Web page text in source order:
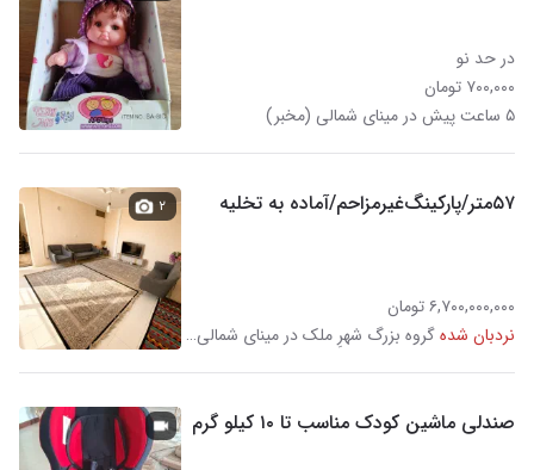
در حد نو
۷۰۰,۰۰۰ تومان
۵ ساعت پیش در مینای شمالی (مخبر)
۵۷متر‌/پارکینگ‌غیرمزاحم/آماده به تخلیه
۶,۷۰۰,۰۰۰,۰۰۰ تومان
نردبان شده
گروه بزرگ شهرِ ملک در مینای شمالی (مخبر)
۲
صندلی ماشین کودک مناسب تا ۱۰ کیلو گرم